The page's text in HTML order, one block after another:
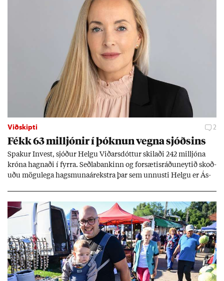
Viðskipti 2
Fékk 63 millj­ón­ir í þókn­un vegna sjóðs­ins
Spak­ur In­vest, sjóð­ur Helgu Við­ars­dótt­ur skil­aði 242 millj­óna
króna hagn­aði í fyrra. Seðla­bank­inn og for­sæt­is­ráðu­neyt­ið skoð­
uðu mögu­lega hags­muna­árekstra þar sem unnusti Helgu er Ás­